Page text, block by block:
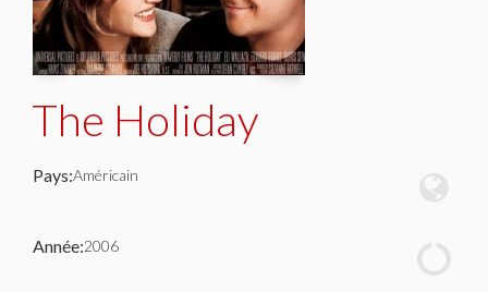
The Holiday
Pays:Américain
Année:2006